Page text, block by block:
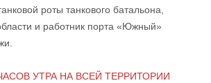
роты танкового батальона,
и работник порта «Южный»
УТРА НА ВСЕЙ ТЕРРИТОРИИ